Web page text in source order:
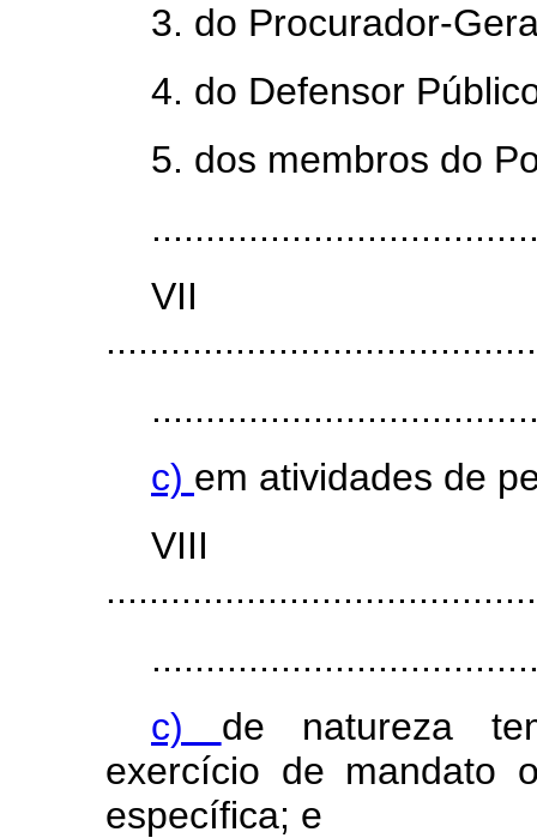
3. do Procurador-
4. do Defensor
5. dos membros do
c) em atividades de
c) de natureza
exercício de mandato
específica; e